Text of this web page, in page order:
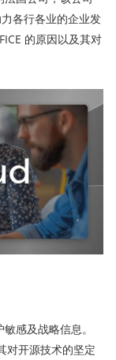
各行各业的企业发
的原因以及其对
感及战略信息。
对开源技术的坚定